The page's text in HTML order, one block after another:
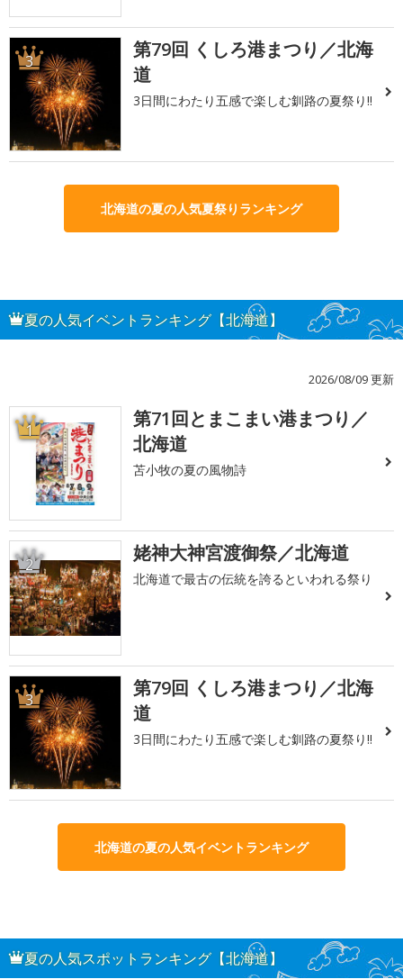
3
第79回 くしろ港まつり／北海
道
3日間にわたり五感で楽しむ釧路の夏祭り!!
北海道の夏の人気夏祭りランキング
夏の人気イベントランキング【北海道】
2026/08/09 更新
1
第71回とまこまい港まつり／
北海道
苫小牧の夏の風物詩
2 姥神大神宮渡御祭／北海道
北海道で最古の伝統を誇るといわれる祭り
3
第79回 くしろ港まつり／北海
道
3日間にわたり五感で楽しむ釧路の夏祭り!!
北海道の夏の人気イベントランキング
夏の人気スポットランキング【北海道】